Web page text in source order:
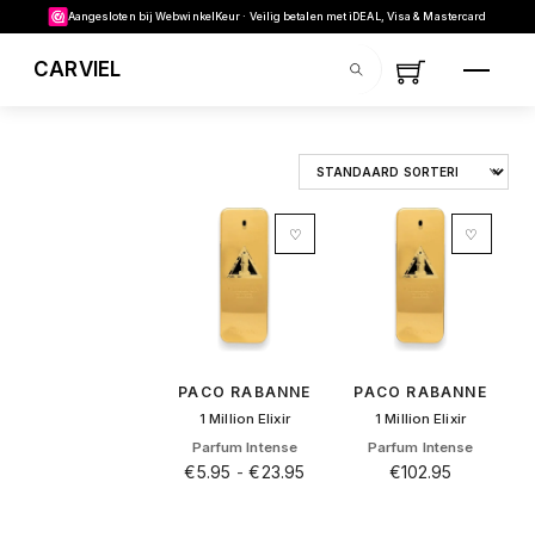
Aangesloten bij WebwinkelKeur · Veilig betalen met iDEAL, Visa & Mastercard
CARVIEL SEARCH
PACO RABANNE
1 Million Elixir
Parfum Intense
€5.95 -€23.95
♡
PACO RABANNE
1 Million Elixir
Parfum Intense
€102.95
♡